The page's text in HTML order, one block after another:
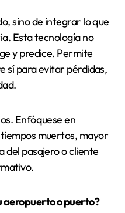
sino de integrar lo que
Esta tecnología no
y predice. Permite
sí para evitar pérdidas,
Enfóquese en
muertos, mayor
del pasajero o cliente
o puerto?